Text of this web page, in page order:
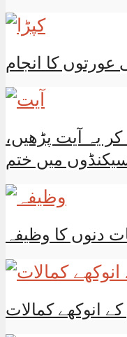
عورتوں کا انجام
یہ آیت پڑھیں،
میں ختم
دنوں کا وظیفہ
انوکھے کمالات